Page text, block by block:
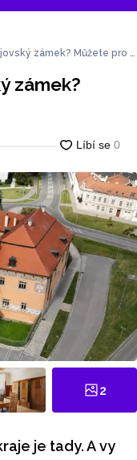
zámek? Můžete pro n
zámek?
2
je tady. A vy